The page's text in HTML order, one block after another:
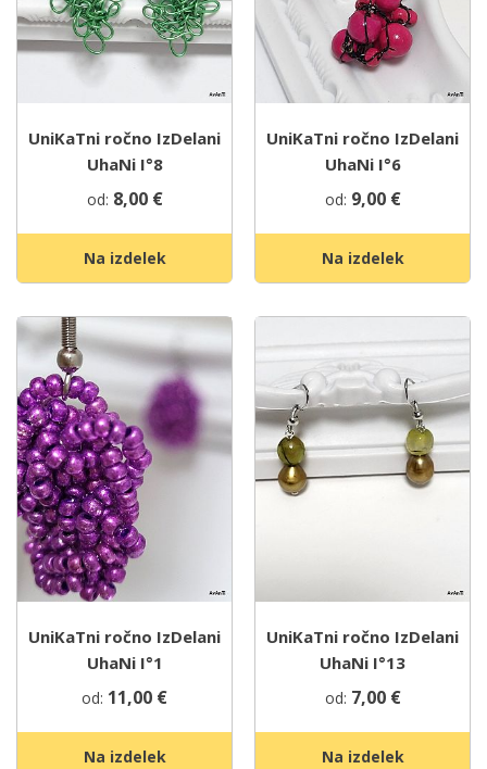
UniKaTni ročno IzDelani
UhaNi I°8
od: 8,00 €
Na izdelek
UniKaTni ročno IzDelani
UhaNi I°6
od: 9,00 €
Na izdelek
UniKaTni ročno IzDelani
UhaNi I°1
od: 11,00 €
Na izdelek
UniKaTni ročno IzDelani
UhaNi I°13
od: 7,00 €
Na izdelek